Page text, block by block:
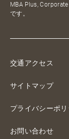
MBA Plus,
です。
交通アクセス
サイトマップ
プライバシーポリ
お問い合わせ